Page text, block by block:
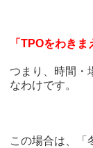
「TPOをわきま
つまり、時間・
なわけです。
この場合は、「